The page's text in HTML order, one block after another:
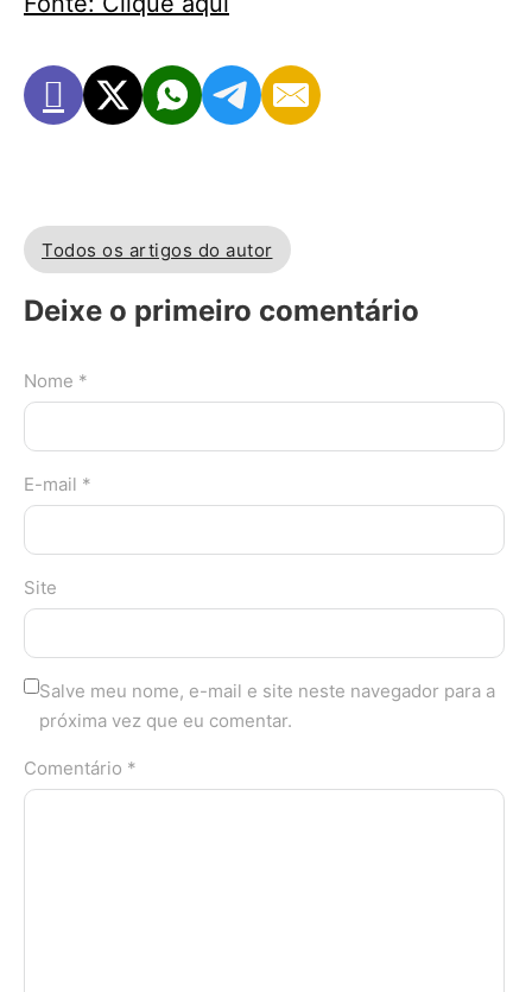
Todos os artigos do autor
Deixe o primeiro comentário
Nome *
E-mail *
Site
Salve meu nome, e-mail e site neste navegador para a
próxima vez que eu comentar.
Comentário *